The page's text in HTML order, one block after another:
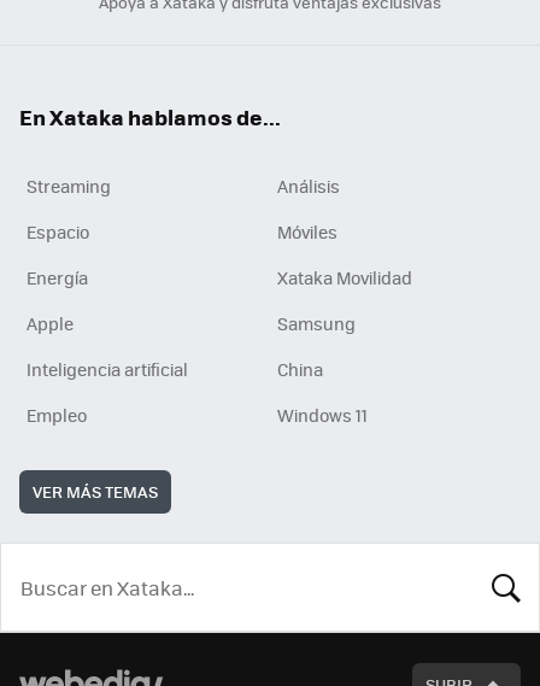
En Xataka hablamos de...
Streaming
Análisis
Espacio
Móviles
Energía
Xataka Movilidad
Apple
Samsung
Inteligencia artificial
China
Empleo
Windows 11
VER MÁS TEMAS